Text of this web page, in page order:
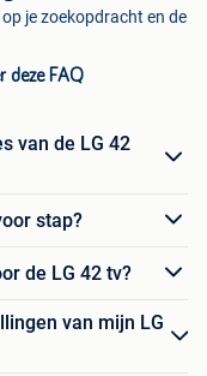
je zoekopdracht en de
deze FAQ
van de LG 42
stap?
de LG 42 tv?
van mijn LG